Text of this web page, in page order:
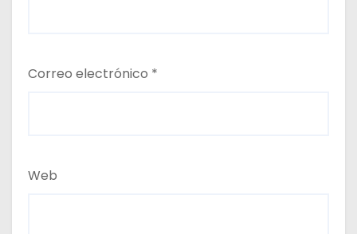
Correo electrónico *
Web